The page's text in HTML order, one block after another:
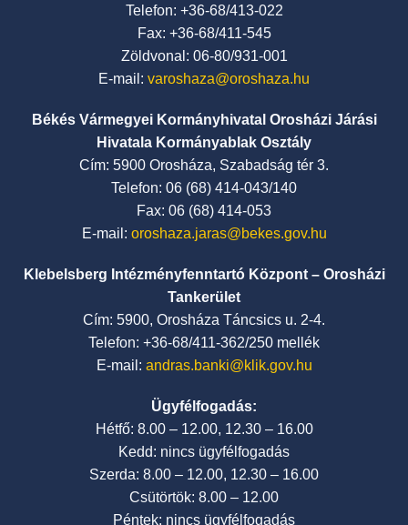
Telefon: +36-68/413-022
Fax: +36-68/411-545
Zöldvonal: 06-80/931-001
E-mail: varoshaza@oroshaza.hu
Békés Vármegyei Kormányhivatal Orosházi Járási
Hivatala Kormányablak Osztály
Cím: 5900 Orosháza, Szabadság tér 3.
Telefon: 06 (68) 414-043/140
Fax: 06 (68) 414-053
E-mail: oroshaza.jaras@bekes.gov.hu
Klebelsberg Intézményfenntartó Központ – Orosházi
Tankerület
Cím: 5900, Orosháza Táncsics u. 2-4.
Telefon: +36-68/411-362/250 mellék
E-mail: andras.banki@klik.gov.hu
Ügyfélfogadás:
Hétfő: 8.00 – 12.00, 12.30 – 16.00
Kedd: nincs ügyfélfogadás
Szerda: 8.00 – 12.00, 12.30 – 16.00
Csütörtök: 8.00 – 12.00
Péntek: nincs ügyfélfogadás